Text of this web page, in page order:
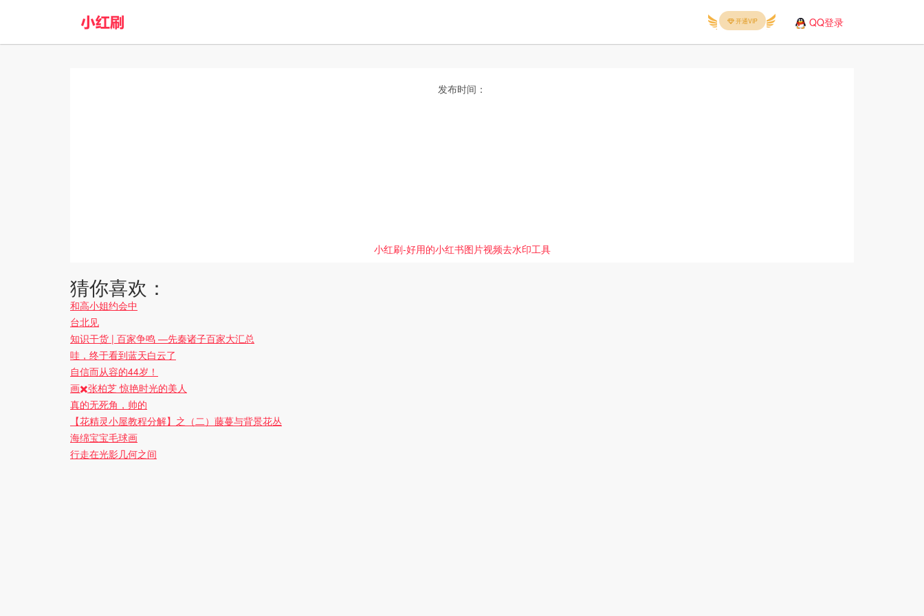
QQ登录
开通VIP
发布时间：
小红刷-好用的小红书图片视频去水印工具
猜你喜欢：
和高小姐约会中
台北见
知识干货 | 百家争鸣 —先秦诸子百家大汇总
哇，终于看到蓝天白云了
自信而从容的44岁！
画✖️张柏芝 惊艳时光的美人
真的无死角，帅的
【花精灵小屋教程分解】之（二）藤蔓与背景花丛
海绵宝宝毛球画
行走在光影几何之间